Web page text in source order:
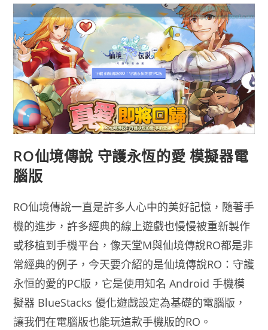
攻
略
教
你
怎
麼
玩
RO仙境傳說 守護永恆的愛 模擬器電
腦版
RO仙境傳說一直是許多人心中的美好記憶，隨著手
機的進步，許多經典的線上遊戲也慢慢被重新製作
或移植到手機平台，像天堂M與仙境傳說RO都是非
常經典的例子，今天要介紹的是仙境傳說RO：守護
永恒的愛的PC版，它是使用知名 Android 手機模
擬器 BlueStacks 優化遊戲設定為基礎的電腦版，
讓我們在電腦版也能玩這款手機版的RO。